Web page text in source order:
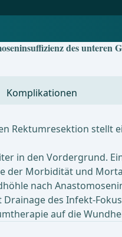
des unteren
Komplikationen
Rektumresektion stellt
in den Vordergrund.
der Morbidität und
nach
des Infekt-
auf die